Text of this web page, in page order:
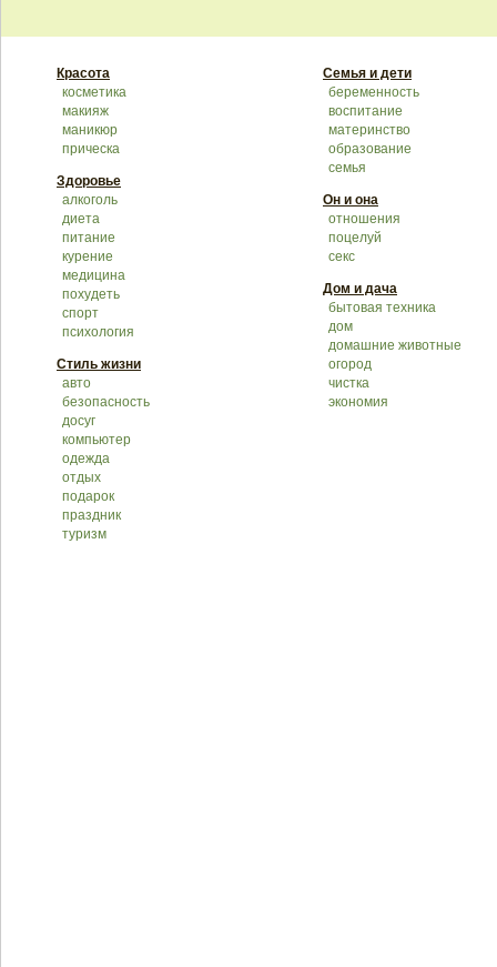
Красота
косметика
макияж
маникюр
прическа
Здоровье
алкоголь
диета
питание
курение
медицина
похудеть
спорт
психология
Стиль жизни
авто
безопасность
досуг
компьютер
одежда
отдых
подарок
праздник
туризм
Семья и дети
беременность
воспитание
материнство
образование
семья
Он и она
отношения
поцелуй
секс
Дом и дача
бытовая техника
дом
домашние животные
огород
чистка
экономия